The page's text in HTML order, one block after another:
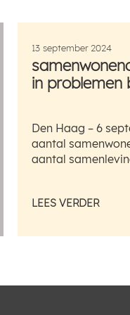
13 september 2024
in problemen
Den Haag – 6
aantal
aantal
LEES VERDER